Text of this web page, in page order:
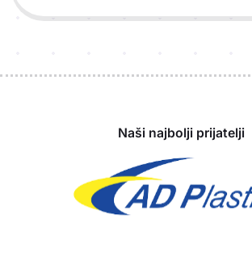
Naši najbolji prijatelji